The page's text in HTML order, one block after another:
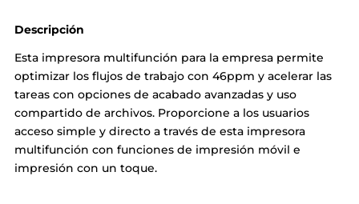
Descripción
Esta impresora multifunción para la empresa permite
optimizar los flujos de trabajo con 46ppm y acelerar las
tareas con opciones de acabado avanzadas y uso
compartido de archivos. Proporcione a los usuarios
acceso simple y directo a través de esta impresora
multifunción con funciones de impresión móvil e
impresión con un toque.